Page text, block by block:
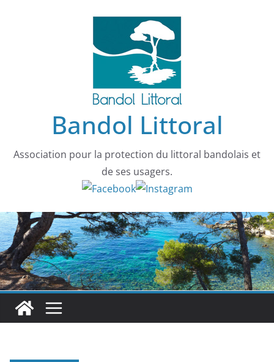
Bandol Littoral
Association pour la protection du littoral bandolais et
de ses usagers.